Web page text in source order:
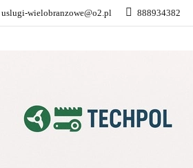
uslugi-wielobranzowe@o2.pl 888934382